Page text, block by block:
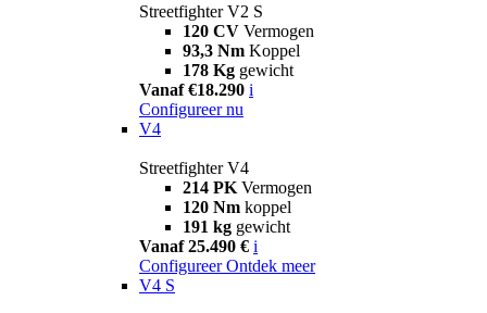
Streetfighter V2 S
120 CV Vermogen
93,3 Nm Koppel
178 Kg gewicht
Vanaf €18.290 i
Configureer nu
V4
Streetfighter V4
214 PK Vermogen
120 Nm koppel
191 kg gewicht
Vanaf 25.490 € i
Configureer Ontdek meer
V4 S